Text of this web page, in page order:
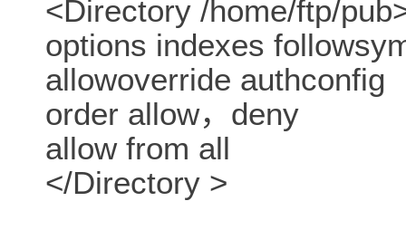
<Directory /home/ftp/
options indexes
allowoverride authconfig
order allow，deny
allow from all
</Directory >